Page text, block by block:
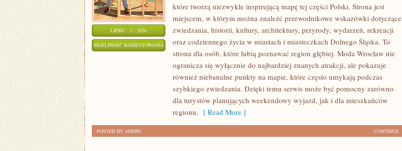
LIPIEC - 2 - 2026
MOŻLIWOŚĆ KOMENTOWANIA ZGORZELEC
które tworzą niezwykle inspirującą mapę tej części Polski. Strona jest
miejscem, w którym można znaleźć przewodnikowe wskazówki dotyczące
zwiedzania, historii, kultury, architektury, przyrody, wydarzeń, rekreacji
oraz codziennego życia w miastach i miasteczkach Dolnego Śląska. To
strona dla osób, które lubią poznawać region głębiej. Moda Wrocław nie
ogranicza się wyłącznie do najbardziej znanych atrakcji, ale pokazuje
również niebanalne punkty na mapie, które często umykają podczas
szybkiego zwiedzania. Dzięki temu serwis może być pomocny zarówno
dla turystów planujących weekendowy wyjazd, jak i dla mieszkańców
regionu, [ Read More ]
CONTINUE
POSTED BY ADMIN